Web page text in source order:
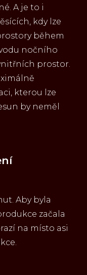
A je to i
kdy lze
během
nočního
prostor.
kterou lze
by neměl
Aby byla
začala
na místo asi